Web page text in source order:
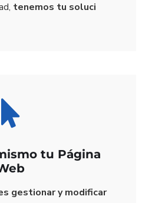
tenemos tu soluci
tu Página
gestionar y modificar